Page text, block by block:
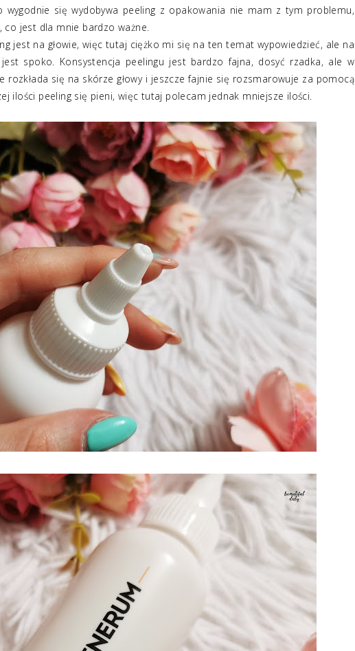
wygodnie się wydobywa peeling z opakowania nie mam z tym problemu,
co jest dla mnie bardzo ważne.
jest na głowie, więc tutaj ciężko mi się na ten temat wypowiedzieć, ale na
spoko. Konsystencja peelingu jest bardzo fajna, dosyć rzadka, ale w
rozkłada się na skórze głowy i jeszcze fajnie się rozsmarowuje za pomocą
ilości peeling się pieni, więc tutaj polecam jednak mniejsze ilości.